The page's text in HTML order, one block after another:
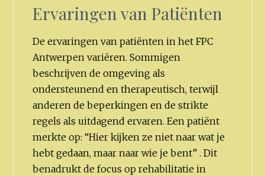
Ervaringen van Patiënten
De ervaringen van patiënten in het FPC
Antwerpen variëren. Sommigen
beschrijven de omgeving als
ondersteunend en therapeutisch, terwijl
anderen de beperkingen en de strikte
regels als uitdagend ervaren. Een patiënt
merkte op: “Hier kijken ze niet naar wat je
hebt gedaan, maar naar wie je bent” . Dit
benadrukt de focus op rehabilitatie in